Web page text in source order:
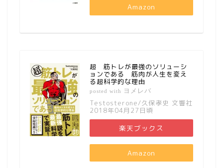
Amazon
超 筋トレが最強のソリューシ
ョンである 筋肉が人生を変え
る超科学的な理由
posted with ヨメレバ
Testosterone/久保孝史 文響社
2018年04月27日頃
楽天ブックス
Amazon